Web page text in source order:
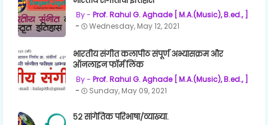
Prof. Rahul G. Aghade [ M.A.(Music), B.ed., ]
Wednesday, May 12, 2021
भारतीय संगीत कलापीठ संपूर्ण अभ्यासक्रम और
ऑनलाइन फॉर्म लिंक
Prof. Rahul G. Aghade [ M.A.(Music), B.ed., ]
Sunday, May 09, 2021
५२ सांगेतिक परिभाषा/व्याख्या.